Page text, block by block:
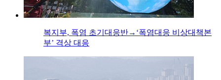
복지부, 폭염 초기대응반→‘폭염대응 비상대책본
부’ 격상 대응